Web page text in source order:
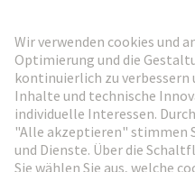
Weiter zur Anmeldung